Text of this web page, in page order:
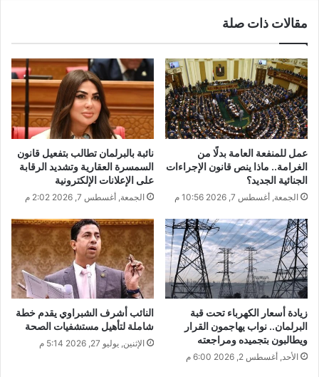
مقالات ذات صلة
عمل للمنفعة العامة بدلًا من
الغرامة.. ماذا ينص قانون الإجراءات
الجنائية الجديد؟
الجمعة, أغسطس 7, 2026 10:56 م
نائبة بالبرلمان تطالب بتفعيل قانون
السمسرة العقارية وتشديد الرقابة
على الإعلانات الإلكترونية
الجمعة, أغسطس 7, 2026 2:02 م
زيادة أسعار الكهرباء تحت قبة
البرلمان.. نواب يهاجمون القرار
ويطالبون بتجميده ومراجعته
الأحد, أغسطس 2, 2026 6:00 م
النائب أشرف الشبراوي يقدم خطة
شاملة لتأهيل مستشفيات الصحة
الإثنين, يوليو 27, 2026 5:14 م